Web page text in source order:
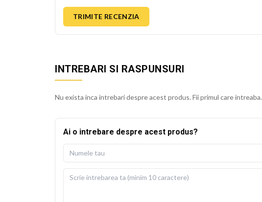
TRIMITE RECENZIA
INTREBARI SI RASPUNSURI
Nu exista inca intrebari despre acest produs. Fii primul care intreaba.
Ai o intrebare despre acest produs?